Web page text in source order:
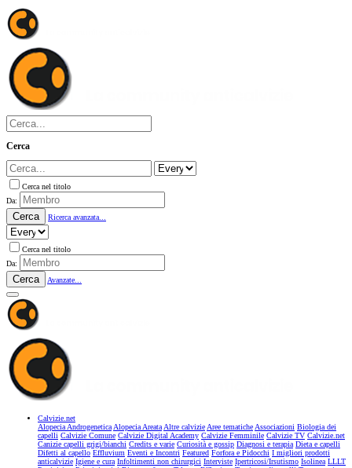
Cerca
Cerca nel titolo
Da:
Cerca Ricerca avanzata...
Cerca nel titolo
Da:
Cerca Avanzate...
Calvizie.net
Alopecia AndrogeneticaAlopecia AreataAltre calvizieAree tematicheAssociazioni Biologia dei
capelli Calvizie Comune Calvizie Digital Academy Calvizie Femminile Calvizie TV Calvizie.net
Canizie capelli grigi/bianchi Credits e varie Curiosità e gossip Diagnosi e terapia Dieta e capelli
Difetti al capello Effluvium Eventi e Incontri Featured Forfora e Pidocchi I migliori prodotti
anticalvizie Igiene e cura Infoltimenti non chirurgici Interviste Ipertricosi/Irsutismo Isolinea LLLT